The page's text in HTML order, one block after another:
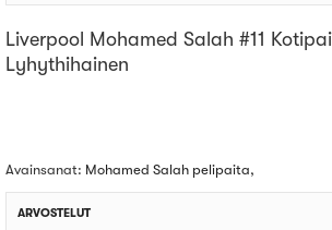
Liverpool Mohamed Salah #11
Lyhythihainen
Avainsanat: Mohamed Salah pelipaita,
ARVOSTELUT